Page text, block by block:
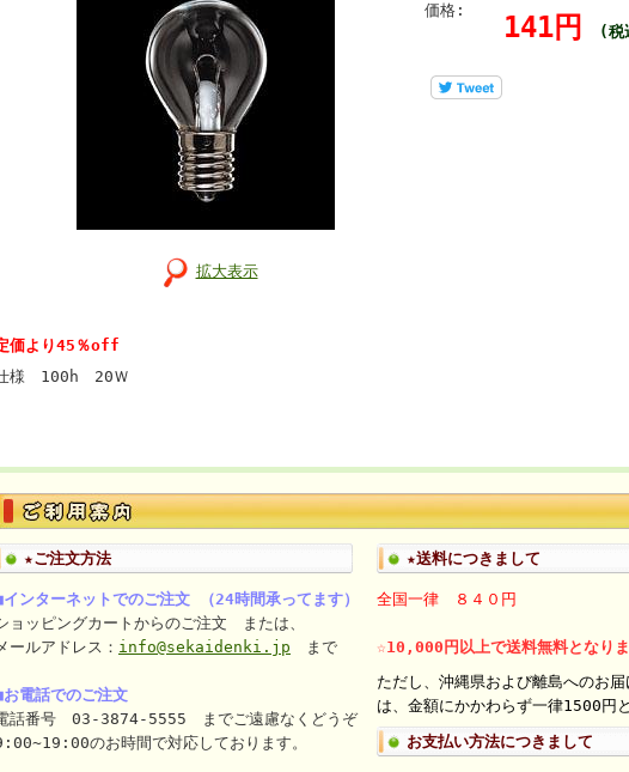
拡大表示
価格:
141円 (税
価より45％off
様 100h 20Ｗ
★ご注文方法
インターネットでのご注文 （24時間承ってます）
ョッピングカートからのご注文 または、
ールアドレス： info@sekaidenki.jp まで
お電話でのご注文
話番号 03-3874-5555 までご遠慮なくどうぞ
のお時間で対応しております。
★送料につきまして
全国一律 ８４０円
☆10,000円以上で送料無料となりま
ただし、沖縄県および離島へのお
は、金額にかかわらず一律1500円
お支払い方法につきまして